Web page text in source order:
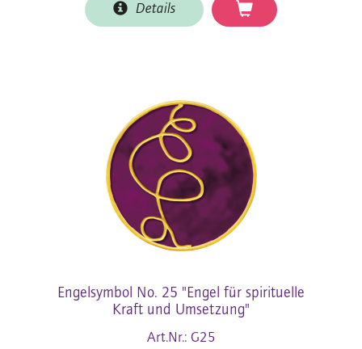
Details
Engelsymbol No. 25 "Engel für spirituelle
Kraft und Umsetzung"
Art.Nr.: G25